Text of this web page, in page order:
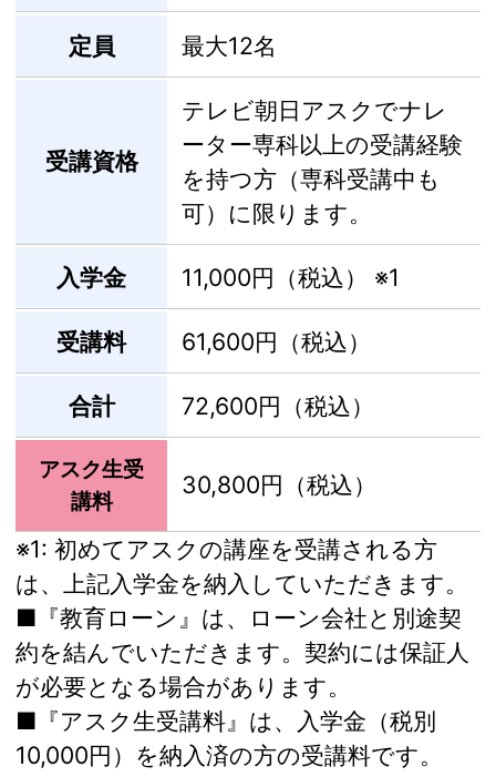
定員 最大12名
受講資格
テレビ朝日アスクでナレ
ーター専科以上の受講経験
を持つ方（専科受講中も
可）に限ります。
入学金 11,000円（税込） ※1
受講料 61,600円（税込）
合計 72,600円（税込）
アスク生受
講料
30,800円（税込）
※1: 初めてアスクの講座を受講される方
は、上記入学金を納入していただきます。
■『教育ローン』は、ローン会社と別途契
約を結んでいただきます。契約には保証人
が必要となる場合があります。
■『アスク生受講料』は、入学金（税別
10,000円）を納入済の方の受講料です。